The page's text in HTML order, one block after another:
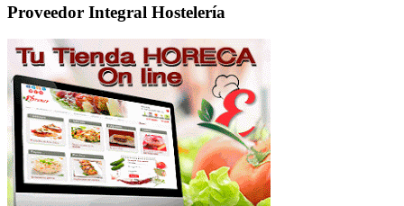
Proveedor Integral Hostelería